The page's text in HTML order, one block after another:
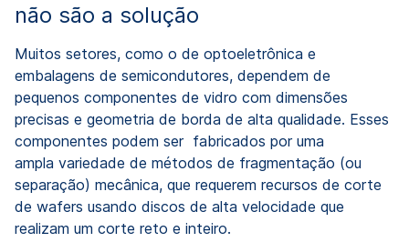
não são a solução
Muitos setores, como o de optoeletrônica e
embalagens de semicondutores, dependem de
pequenos componentes de vidro com dimensões
precisas e geometria de borda de alta qualidade. Esses
componentes podem ser fabricados por uma
ampla variedade de métodos de fragmentação (ou
separação) mecânica, que requerem recursos de corte
de wafers usando discos de alta velocidade que
realizam um corte reto e inteiro.